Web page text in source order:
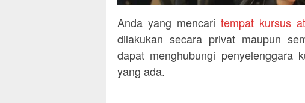
Anda yang mencaritempat kursus
dilakukan secara privat maupun
dapat menghubungi penyelenggara
yang ada.